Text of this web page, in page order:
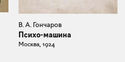
В. А. Гончаров
Психо-машина
Москва, 1924